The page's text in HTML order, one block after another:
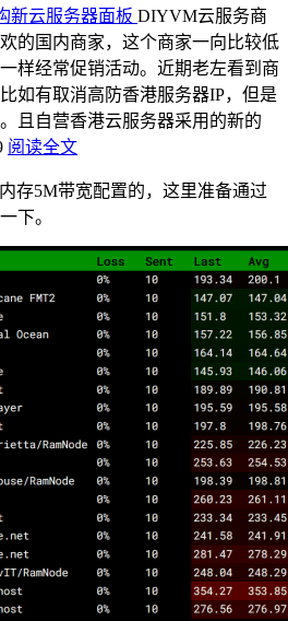
新云服务器面板 DIYVM云服务商
的国内商家，这个商家一向比较低
样经常促销活动。近期老左看到商
如有取消高防香港服务器IP，但是
且自营香港云服务器采用的新的
阅读全文
存5M带宽配置的，这里准备通过
下。